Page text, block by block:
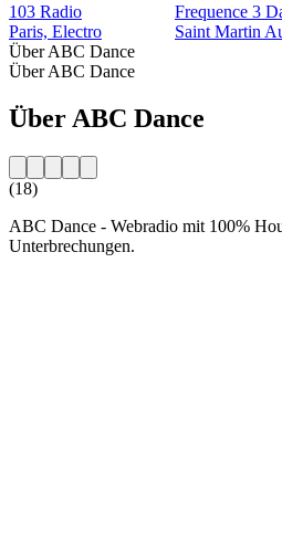
103 Radio
Paris, Electro
Frequence 3
Saint Martin
Über ABC Dance
Über ABC Dance
Über ABC Dance
(18)
ABC Dance - Webradio mit 100%
Unterbrechungen.